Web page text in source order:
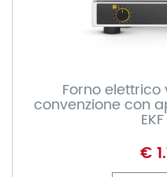
Forno
convenzione con
€